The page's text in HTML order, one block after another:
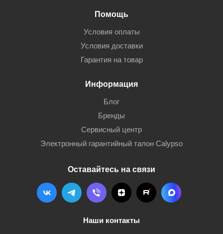
Помощь
Условия оплаты
Условия доставки
Гарантия на товар
Информация
Блог
Бренды
Сервисный центр
Электронный гарантийный талон Calypso
Оставайтесь на связи
Наши контакты